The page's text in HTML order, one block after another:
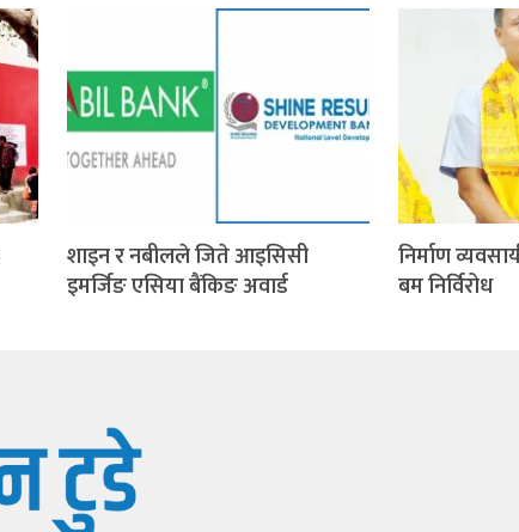
शाइन र नबीलले जिते आइसिसी
इमर्जिङ एसिया बैंकिङ अवार्ड
निर्माण
बम निर्विरोध